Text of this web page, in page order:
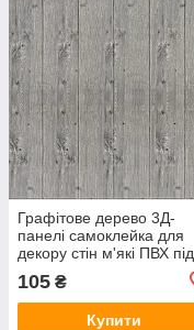
Графітове дерево 3Д-
панелі самоклейка для
декору стін м'які ПВХ під
сірі дошки 700x700x4мм
(79) SW-00000558
105 ₴
Купити